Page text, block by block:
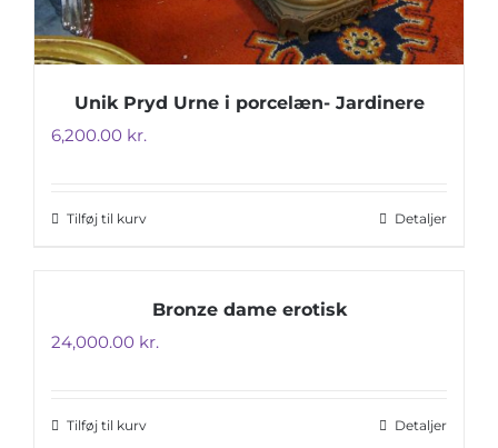
Unik Pryd Urne i porcelæn- Jardinere
6,200.00 kr.
Tilføj til kurv Detaljer
Bronze dame erotisk
24,000.00 kr.
Tilføj til kurv Detaljer